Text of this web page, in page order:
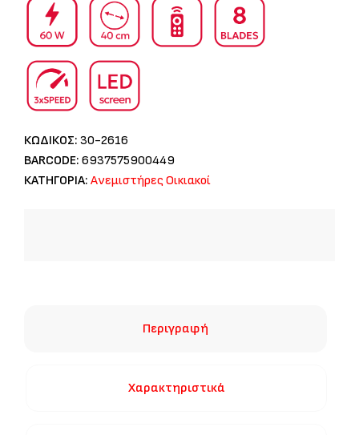
ΚΩΔΙΚΟΣ: 30-2616
BARCODE: 6937575900449
ΚΑΤΗΓΟΡΙΑ: Ανεμιστήρες Οικιακοί
Περιγραφή
Χαρακτηριστικά